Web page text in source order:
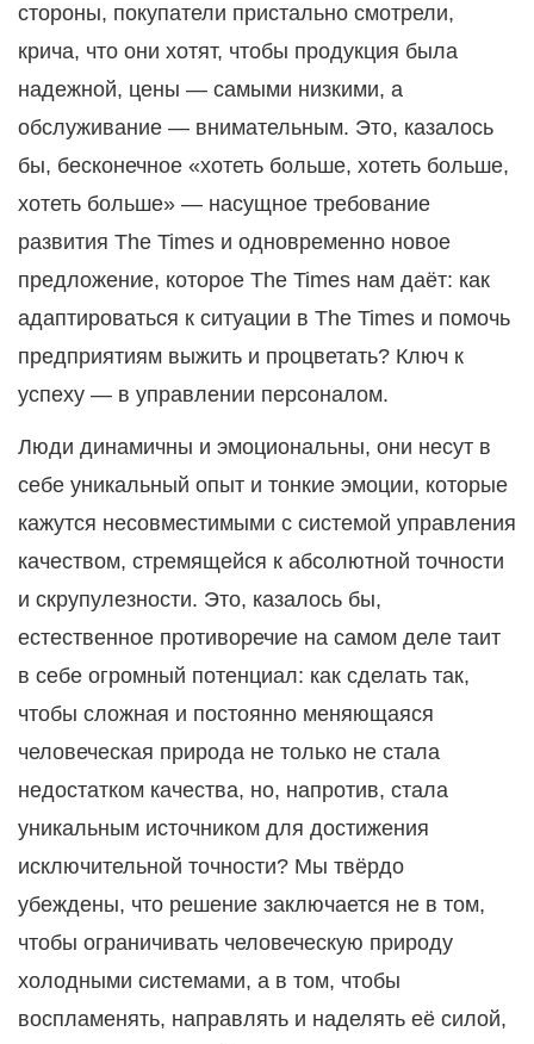
стороны, покупатели пристально смотрели,
крича, что они хотят, чтобы продукция была
надежной, цены — самыми низкими, а
обслуживание — внимательным. Это, казалось
бы, бесконечное «хотеть больше, хотеть больше,
хотеть больше» — насущное требование
развития The Times и одновременно новое
предложение, которое The Times нам даёт: как
адаптироваться к ситуации в The Times и помочь
предприятиям выжить и процветать? Ключ к
успеху — в управлении персоналом.
Люди динамичны и эмоциональны, они несут в
себе уникальный опыт и тонкие эмоции, которые
кажутся несовместимыми с системой управления
качеством, стремящейся к абсолютной точности
и скрупулезности. Это, казалось бы,
естественное противоречие на самом деле таит
в себе огромный потенциал: как сделать так,
чтобы сложная и постоянно меняющаяся
человеческая природа не только не стала
недостатком качества, но, напротив, стала
уникальным источником для достижения
исключительной точности? Мы твёрдо
убеждены, что решение заключается не в том,
чтобы ограничивать человеческую природу
холодными системами, а в том, чтобы
воспламенять, направлять и наделять её силой,